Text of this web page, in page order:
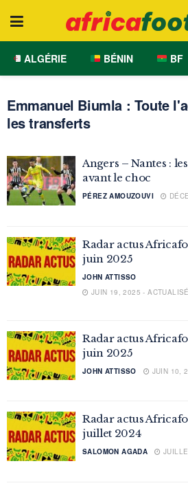
ALGÉRIE BÉNIN BF
Emmanuel Biumla : Toute
les transferts
Angers – Nantes :
avant le choc
PÉREZ AMOUZOUVI
Radar actus
juin 2025
JOHN ATTISSO
JUIN 19, 2025 -
Radar actus
juin 2025
JOHN ATTISSO JUIN 10,
Radar actus
juillet 2024
SALOMON AGADA